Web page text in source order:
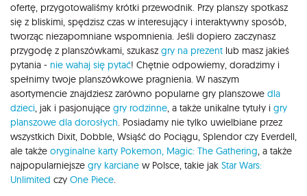
ofertę, przygotowaliśmy krótki przewodnik. Przy planszy spotkasz
się z bliskimi, spędzisz czas w interesujący i interaktywny sposób,
tworząc niezapomniane wspomnienia. Jeśli dopiero zaczynasz
przygodę z planszówkami, szukasz gry na prezent lub masz jakieś
pytania - nie wahaj się pytać! Chętnie odpowiemy, doradzimy i
spełnimy twoje planszówkowe pragnienia. W naszym
asortymencie znajdziesz zarówno popularne gry planszowe dla
dzieci , jak i pasjonujące gry rodzinne , a także unikalne tytuły i gry
planszowe dla dorosłych . Posiadamy nie tylko uwielbiane przez
wszystkich Dixit, Dobble, Wsiąść do Pociągu, Splendor czy Everdell,
ale także oryginalne karty Pokemon, Magic: The Gathering , a także
najpopularniejsze gry karciane w Polsce, takie jak Star Wars:
Unlimited czy One Piece